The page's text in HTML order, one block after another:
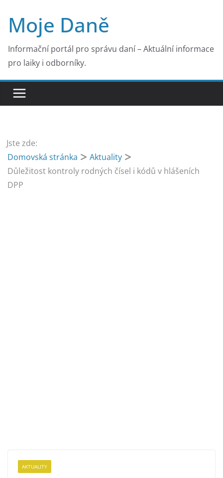
obsah
Moje Daně
Informační portál pro správu daní – Aktuální informace
pro laiky i odborníky.
Jste zde:
Domovská stránka
Aktuality
Důležitost kontroly rodných čísel i kódů v hlášeních
DPP
AKTUALITY